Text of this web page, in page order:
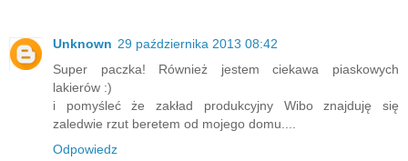
Unknown 29 października 2013 08:42
Super paczka! Również jestem ciekawa piaskowych
lakierów :)
i pomyśleć że zakład produkcyjny Wibo znajduję się
zaledwie rzut beretem od mojego domu....
Odpowiedz